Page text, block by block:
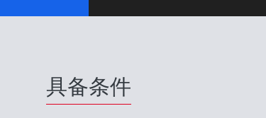
具备条件